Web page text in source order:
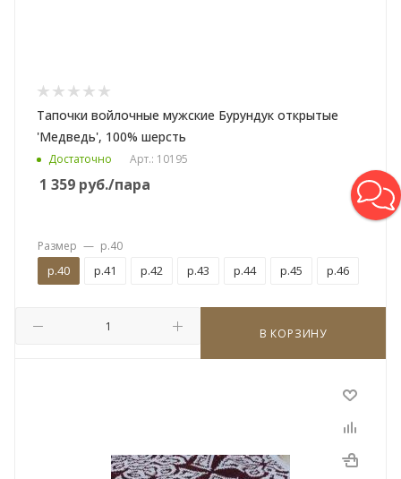
Тапочки войлочные мужские Бурундук открытые
'Медведь', 100% шерсть
Достаточно Арт.: 10195
1 359 руб./пара
В КОРЗИНУ
Размер — р.40
р.40 р.41 р.42 р.43 р.44 р.45 р.46